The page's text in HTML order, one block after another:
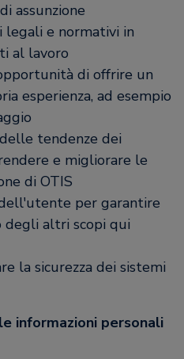
assunzione
e normativi in
al lavoro
di offrire un
esperienza, ad esempio
tendenze dei
e migliorare le
di OTIS
per garantire
degli altri scopi qui
la sicurezza dei sistemi
informazioni personali